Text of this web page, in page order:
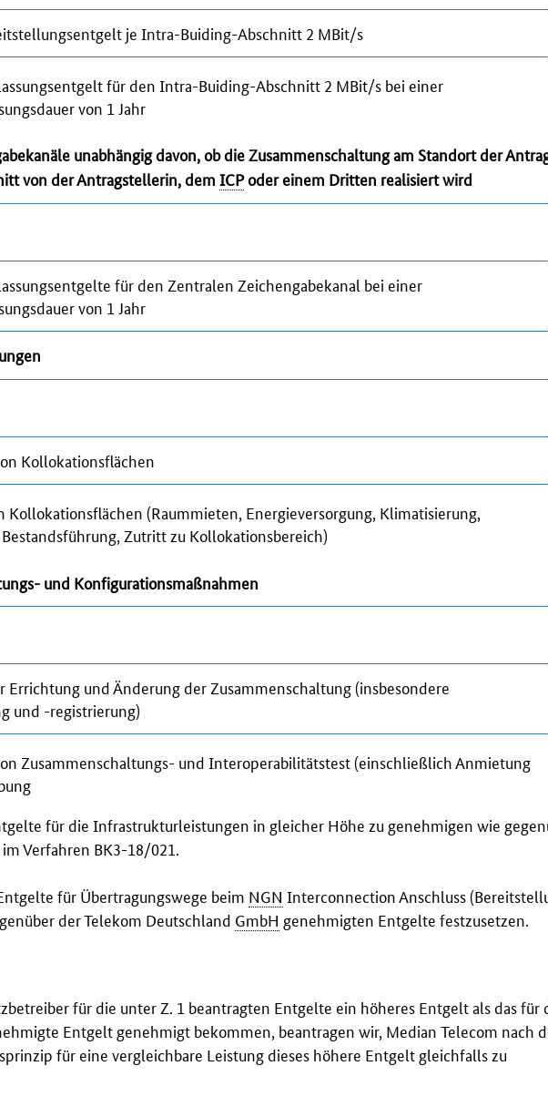
je Intra-Buiding-Abschnitt 2 MBit/s
für den Intra-Buiding-Abschnitt 2 MBit/s bei einer
von 1 Jahr
unabhängig davon, ob die Zusammenschaltung am Standort der
von der Antragstellerin, dem ICPoder einem Dritten realisiert wird
für den Zentralen Zeichengabekanal bei einer
von 1 Jahr
Kollokationsflächen
Kollokationsflächen (Raummieten, Energieversorgung, Klimatisierung,
Zutritt zu Kollokationsbereich)
und Konfigurationsmaßnahmen
Errichtung und Änderung der Zusammenschaltung (insbesondere
und -registrierung)
Zusammenschaltungs- und Interoperabilitätstest (einschließlich Anmietung
für die Infrastrukturleistungen in gleicher Höhe zu genehmigen wie
im Verfahren BK3-18/021.
für Übertragungswege beim NGN InterconnectionAnschluss
der Telekom Deutschland GmbH genehmigten Entgelte festzusetzen.
für die unter Z. 1 beantragten Entgelte ein höheres Entgelt als das für
Entgelt genehmigt bekommen, beantragen wir, Median Telecom nach
für eine vergleichbare Leistung dieses höhere Entgelt gleichfalls zu